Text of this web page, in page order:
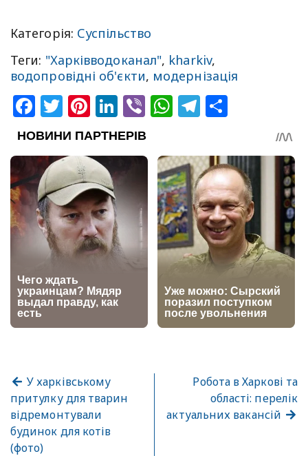
Категорія: Суспільство
Теги: "Харківводоканал", kharkiv,
водопровідні об'єкти, модернізація
Facebook
Twitter
Pinterest
LinkedIn
ViberWhatsApp
Telegram
У харківському
притулку для тварин
відремонтували
будинок для котів
(фото)
Робота в Харкові та
області: перелік
актуальних вакансій